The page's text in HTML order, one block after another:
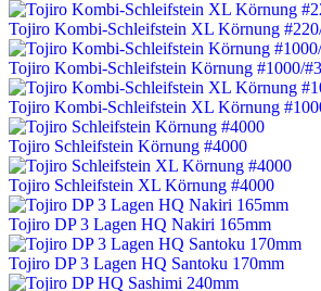
Tojiro Kombi-Schleifstein XL Körnung
Tojiro Kombi-Schleifstein Körnung #1000/
Tojiro Kombi-Schleifstein XL Körnung
Tojiro Schleifstein Körnung #4000
Tojiro Schleifstein XL Körnung #4000
Tojiro DP 3 Lagen HQ Nakiri 165mm
Tojiro DP 3 Lagen HQ Santoku 170mm